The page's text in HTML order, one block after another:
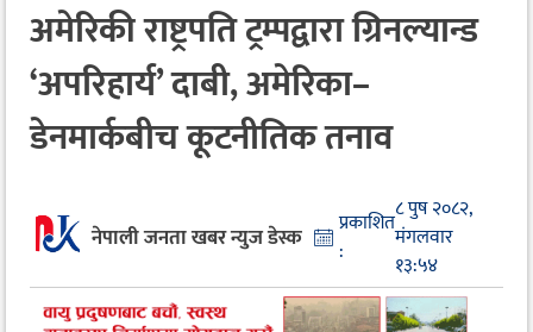
अमेरिकी राष्ट्रपति ट्रम्पद्वारा ग्रिनल्यान्ड
‘अपरिहार्य’ दाबी, अमेरिका–
डेनमार्कबीच कूटनीतिक तनाव
नेपाली जनता खबर न्युज डेस्क
प्रकाशित
:
८ पुष २०८२,
मंगलवार
१३:५४